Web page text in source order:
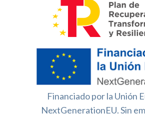
Financiado por la Unión
NextGenerationEU. Sin